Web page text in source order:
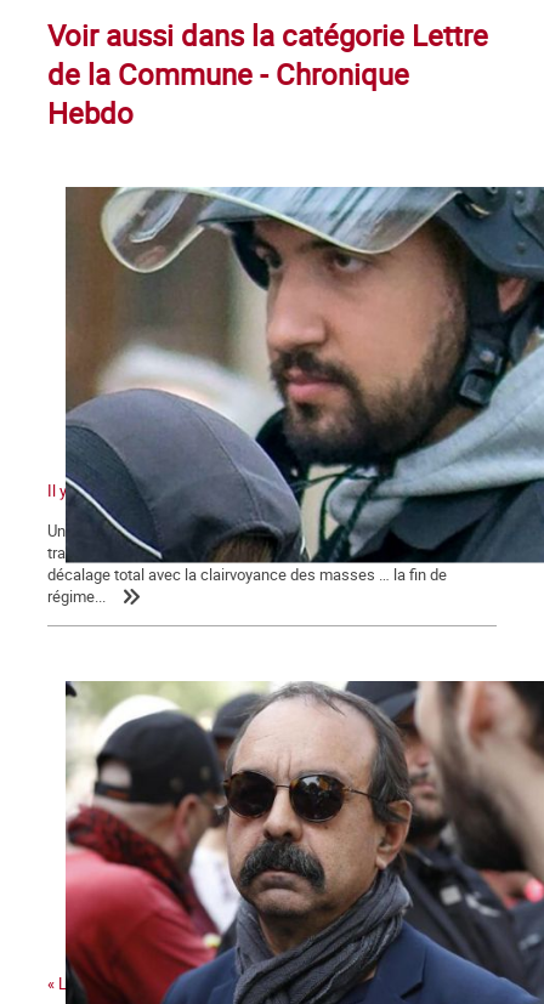
Voir aussi dans la catégorie Lettre
de la Commune - Chronique
Hebdo
Il y a quelque chose de pourri au royaume de Macron
Un pouvoir en marche pour sa réélection qui n’en finit pas de
traîner des casseroles judiciaires … Une classe politique en
décalage total avec la clairvoyance des masses … la fin de
régime...
« La colère sociale est là » ...